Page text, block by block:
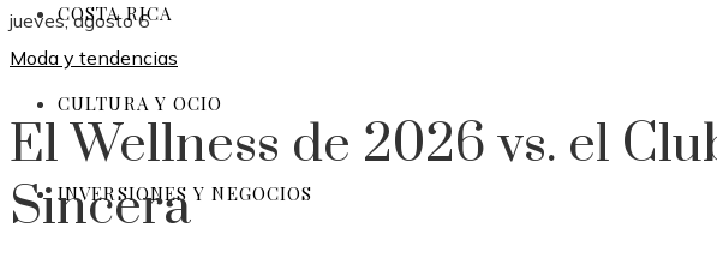
jueves, agosto 6
COSTA RICA
CULTURA Y OCIO
INVERSIONES Y NEGOCIOS
Moda y tendencias
El Wellness de 2026 vs. el
Sincera